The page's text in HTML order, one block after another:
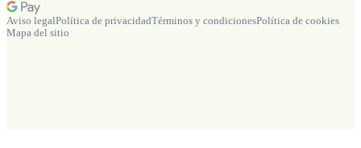
Aviso legalPolítica de privacidadTérminos y condicionesPolítica de cookies
Mapa del sitio